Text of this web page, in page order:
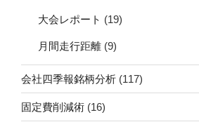
大会レポート (19)
月間走行距離 (9)
会社四季報銘柄分析 (117)
固定費削減術 (16)